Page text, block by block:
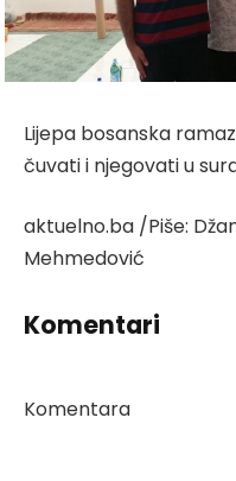
Lijepa bosanska
čuvati i njegovati u
aktuelno.ba /Piše:
Mehmedović
Komentari
Komentara